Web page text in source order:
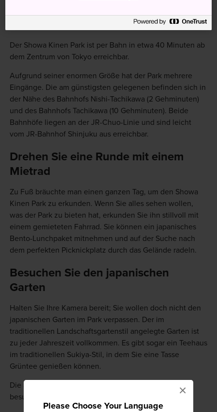
Please Choose Your Language
×
Der Showa Kinen Park ist per Bahn in etwa 40 Minuten ab
dem Zentrum von Tokyo erreichbar.
Aufgrund seiner enormen Größe hat der Park mehrere
Eingänge. Die am günstigsten gelegenen befinden sich in
der Nähe des Bahnhofs Nishi-Tachikawa (2 Gehminuten)
und des Bahnhofs Tachikawa (10 Gehminuten). Beide
Bahnhöfe liegen an der JR-Chuo-Linie und sind leicht
vom JR-Bahnhof Shinjuku aus erreichbar.
Drehen Sie eine Runde mit einem
Mietrad
Zu Fuß bräuchte man einen ganzen Tag, um den Showa
Kinen Park zu erkunden. Wenn Sie alles sehen wollen,
was der Park zu bieten hat, erkunden Sie ihn stillvoll mit
einem gemieteten Fahrrad. Sie können ein japanisches
Bento-Lunchpaket mitnehmen und auf der Suche nach
dem perfekten Picknickplatz durch das Gelände radeln.
Besuchen Sie den japanischen
Garten
Halten Sie Ihre Kamera bereit; Sie wollen doch nicht den
japanischen Garten im Park verpassen. Der im
traditionellen Landschaftsgartenstil angelegte Garten ist
zu jeder Jahreszeit vollkommen. Es gibt sogar ein Teehaus
im traditionellen Sukiya-Stil, in dem Sie eine Tasse
Grüntee genießen können.
Die aktuellen Informationen können abweichen, bitte
besuchen Sie daher auch die offizielle Website